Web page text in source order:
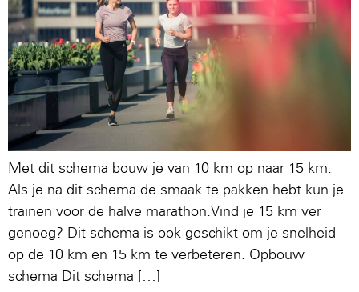
Met dit schema bouw je van 10 km op naar 15 km.
Als je na dit schema de smaak te pakken hebt kun je
trainen voor de halve marathon.Vind je 15 km ver
genoeg? Dit schema is ook geschikt om je snelheid
op de 10 km en 15 km te verbeteren. Opbouw
schema Dit schema […]